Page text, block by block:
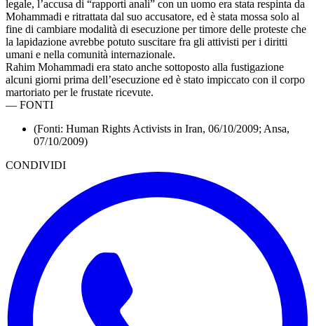
legale, l’accusa di “rapporti anali” con un uomo era stata respinta da
Mohammadi e ritrattata dal suo accusatore, ed è stata mossa solo al
fine di cambiare modalità di esecuzione per timore delle proteste che
la lapidazione avrebbe potuto suscitare fra gli attivisti per i diritti
umani e nella comunità internazionale.
Rahim Mohammadi era stato anche sottoposto alla fustigazione
alcuni giorni prima dell’esecuzione ed è stato impiccato con il corpo
martoriato per le frustate ricevute.
— FONTI
(Fonti: Human Rights Activists in Iran, 06/10/2009; Ansa,
07/10/2009)
CONDIVIDI